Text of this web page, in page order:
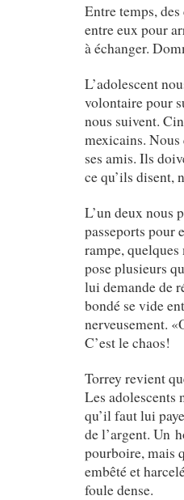
Entre temps,
entre eux pour
à échanger.
L’adolescent
volontaire pour
nous suivent.
mexicains. Nous
ses amis. Ils
ce qu’ils disent,
L’un deux nous
passeports pour
rampe,
pose plusieurs
lui demande de
bondé se vide
nerveusement.
C’est le chaos!
Torrey revient
Les adolescents
qu’il faut lui
de l’argent. Un
pourboire, mais
embêté et
foule dense.